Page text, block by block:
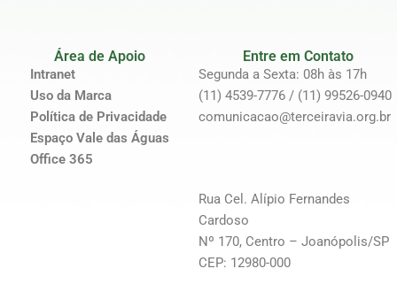
Área de Apoio
Intranet
Uso da Marca
Política de Privacidade
Espaço Vale das Águas
Office 365
Entre em Contato
Segunda a Sexta: 08h às 17h
(11) 4539-7776 / (11) 99526-0940
comunicacao@terceiravia.org.br
Rua Cel. Alípio Fernandes
Cardoso
Nº 170, Centro – Joanópolis/SP
CEP: 12980-000